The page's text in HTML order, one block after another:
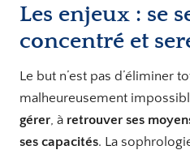
Les enjeux : se
concentré et
Le but n’est pas d’éliminer
malheureusement
gérer, à retrouver ses
ses capacités. La